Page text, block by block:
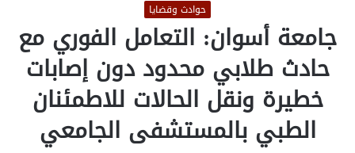
حوادث وقضايا
جامعة أسوان: التعامل الفوري مع
حادث طلابي محدود دون إصابات
خطيرة ونقل الحالات للاطمئنان
الطبي بالمستشفى الجامعي